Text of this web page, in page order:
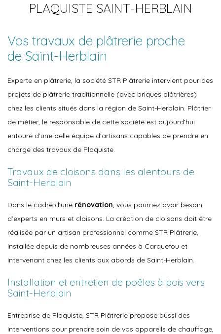
PLAQUISTE SAINT-HERBLAIN
Vos travaux de plâtrerie proche
de Saint-Herblain
Experte en plâtrerie, la société STR Plâtrerie intervient pour des
projets de plâtrerie traditionnelle (avec briques plâtrières)
chez les clients situés dans la région de Saint-Herblain. Plâtrier
de métier, le responsable de cette société est aujourd’hui
entouré d’une belle équipe d’artisans capables de prendre en
charge des travaux de Plaquiste.
Travaux de cloisons dans les alentours de
Saint-Herblain
Dans le cadre d’une rénovation, vous pourriez avoir besoin
d’experts en murs et cloisons. La création de cloisons doit être
réalisée par un artisan professionnel comme STR Plâtrerie,
installée depuis de nombreuses années à Carquefou et
intervenant chez les clients aux abords de Saint-Herblain.
Installation et entretien de poêles à bois vers
Saint-Herblain
Entreprise de Plaquiste, STR Plâtrerie propose aussi des
interventions pour prendre soin de vos appareils de chauffage,